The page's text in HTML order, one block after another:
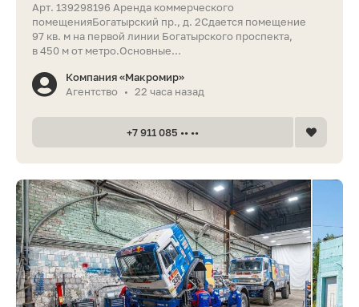
Арт. 139298196 Аренда коммерческого
помещенияБогатырский пр., д. 2Сдается помещение
97 кв. м на первой линии Богатырского проспекта,
в 450 м от метро.Основные...
Компания «Макромир»
Агентство
• 22 часа назад
+7 911 085 •• ••